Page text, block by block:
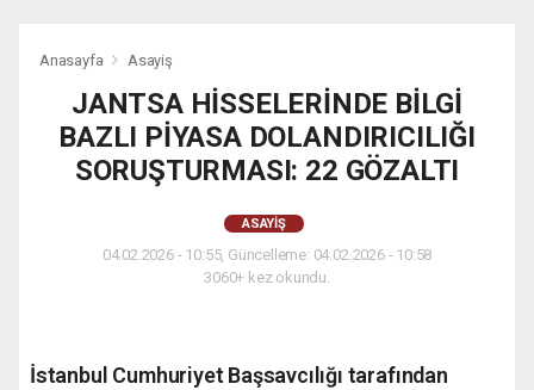
Anasayfa Asayiş
JANTSA HİSSELERİNDE BİLGİ
BAZLI PİYASA DOLANDIRICILIĞI
SORUŞTURMASI: 22 GÖZALTI
ASAYIŞ
04.02.2026 - 10:55, Güncelleme: 04.02.2026 - 10:58
3060+ kez okundu.
İstanbul Cumhuriyet Başsavcılığı tarafından